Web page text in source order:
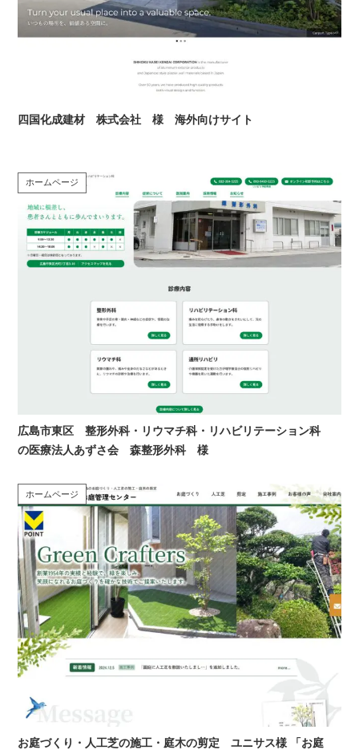
四国化成建材 株式会社 様 海外向けサイト
ホームページ
広島市東区 整形外科・リウマチ科・リハビリテーション科
の医療法人あずさ会 森整形外科 様
ホームページ
お庭づくり・人工芝の施工・庭木の剪定 ユニサス様 「お庭